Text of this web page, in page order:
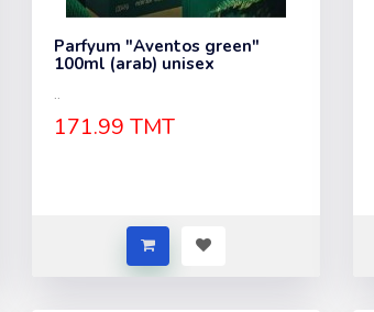
Parfyum "Aventos green"
100ml (arab) unisex
..
171.99 TMT